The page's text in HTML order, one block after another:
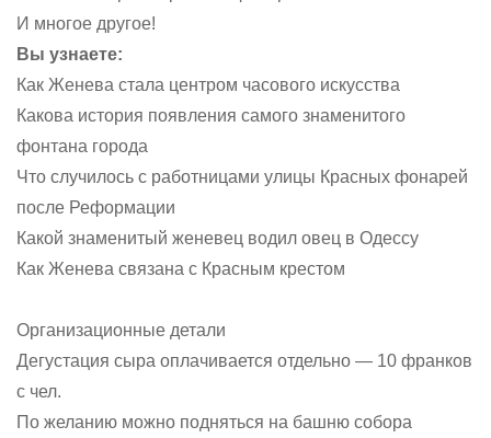
И многое другое!
Вы узнаете:
Как Женева стала центром часового искусства
Какова история появления самого знаменитого
фонтана города
Что случилось с работницами улицы Красных фонарей
после Реформации
Какой знаменитый женевец водил овец в Одессу
Как Женева связана с Красным крестом
Организационные детали
Дегустация сыра оплачивается отдельно — 10 франков
с чел.
По желанию можно подняться на башню собора